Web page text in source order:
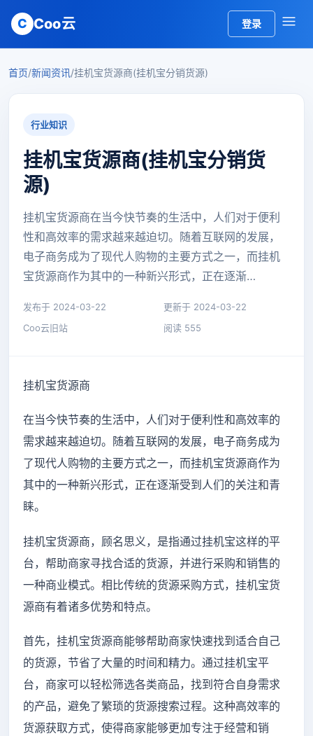
C Coo云 登录
首页/新闻资讯/挂机宝货源商(挂机宝分销货源)
行业知识
挂机宝货源商(挂机宝分销货
源)
挂机宝货源商在当今快节奏的生活中，人们对于便利
性和高效率的需求越来越迫切。随着互联网的发展，
电子商务成为了现代人购物的主要方式之一，而挂机
宝货源商作为其中的一种新兴形式，正在逐渐…
发布于 2024-03-22
更新于 2024-03-22
Coo云旧站
阅读 555
挂机宝货源商
在当今快节奏的生活中，人们对于便利性和高效率的
需求越来越迫切。随着互联网的发展，电子商务成为
了现代人购物的主要方式之一，而挂机宝货源商作为
其中的一种新兴形式，正在逐渐受到人们的关注和青
睐。
挂机宝货源商，顾名思义，是指通过挂机宝这样的平
台，帮助商家寻找合适的货源，并进行采购和销售的
一种商业模式。相比传统的货源采购方式，挂机宝货
源商有着诸多优势和特点。
首先，挂机宝货源商能够帮助商家快速找到适合自己
的货源，节省了大量的时间和精力。通过挂机宝平
台，商家可以轻松筛选各类商品，找到符合自身需求
的产品，避免了繁琐的货源搜索过程。这种高效率的
货源获取方式，使得商家能够更加专注于经营和销